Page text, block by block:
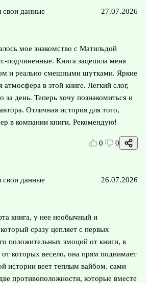
свои данные 27.07.2026
мое знакомство с Матильдой
подчиненные. Книга зацепила меня
и реально смешными шутками. Яркие
атмосфера в этой книге. Легкий слог,
за день. Теперь хочу познакомиться и
Отличная история для того,
в компании книги. Рекомендую!
0 0
свои данные 26.07.2026
книга, у нее необычный и
сразу цепляет с первых
положительных эмоций от книги, в
которых весело, она прям поднимает
истории веет теплым вайбом. сами
противоположности, которые вместе